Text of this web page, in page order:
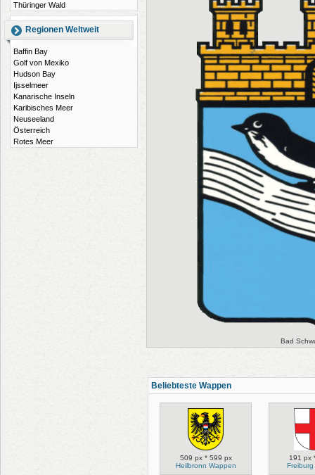
Thüringer Wald
Regionen Weltweit
Baffin Bay
Golf von Mexiko
Hudson Bay
Ijsselmeer
Kanarische Inseln
Karibisches Meer
Neuseeland
Österreich
Rotes Meer
Bad
Beliebteste Wappen
509 px * 599 px
Heilbronn Wappen
191 px